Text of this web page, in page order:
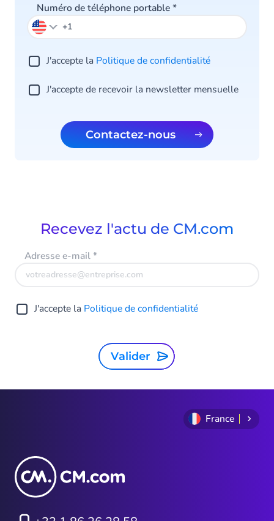
Numéro de téléphone portable*
J'accepte la Politique de confidentialité
J'accepte de recevoir la newsletter mensuelle
Contactez-nous
Recevez l'actu de CM.com
Adresse e-mail*
J'accepte la Politique de confidentialité
Valider
France